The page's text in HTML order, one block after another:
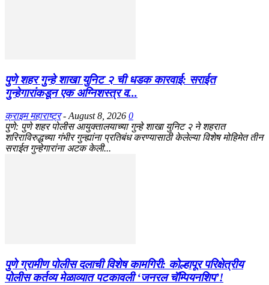
पुणे शहर गुन्हे शाखा युनिट २ ची धडक कारवाई: सराईत
गुन्हेगारांकडून एक अग्निशस्त्र व...
क्राइम महाराष्ट्र - August 8, 2026 0
​पुणे: पुणे शहर पोलीस आयुक्तालयाच्या गुन्हे शाखा युनिट २ ने शहरात
शरिराविरुद्धच्या गंभीर गुन्ह्यांना प्रतिबंध करण्यासाठी केलेल्या विशेष मोहिमेत तीन
सराईत गुन्हेगारांना अटक केली...
पुणे ग्रामीण पोलीस दलाची विशेष कामगिरी: कोल्हापूर परिक्षेत्रीय
पोलीस कर्तव्य मेळाव्यात पटकावली ‘जनरल चॅम्पियनशिप’!